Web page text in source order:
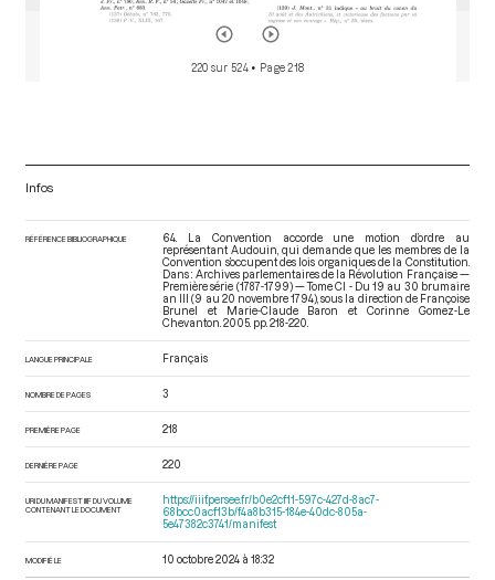
220 sur 524 • Page 218
Infos
RÉFÉRENCE BIBLIOGRAPHIQUE
64. La Convention accorde une motion d’ordre au
représentant Audouin, qui demande que les membres de la
Convention s’occupent des lois organiques de la Constitution.
Dans : Archives parlementaires de la Révolution Française —
Première série (1787-1799) — Tome CI - Du 19 au 30 brumaire
an III (9 au 20 novembre 1794) , sous la direction de Françoise
Brunel et Marie-Claude Baron et Corinne Gomez-Le
Chevanton. 2005. pp. 218-220.
LANGUE PRINCIPALE Français
NOMBRE DE PAGES 3
PREMIÈRE PAGE 218
DERNIÈRE PAGE 220
URI DU MANIFEST IIIF DU VOLUME
CONTENANT LE DOCUMENT
https://iiif.persee.fr/b0e2cf11-597c-427d-8ac7-
68bcc0acf13b/f4a8b315-184e-40dc-805a-
5e47382c3741/manifest
MODIFIÉ LE 10 octobre 2024 à 18:32